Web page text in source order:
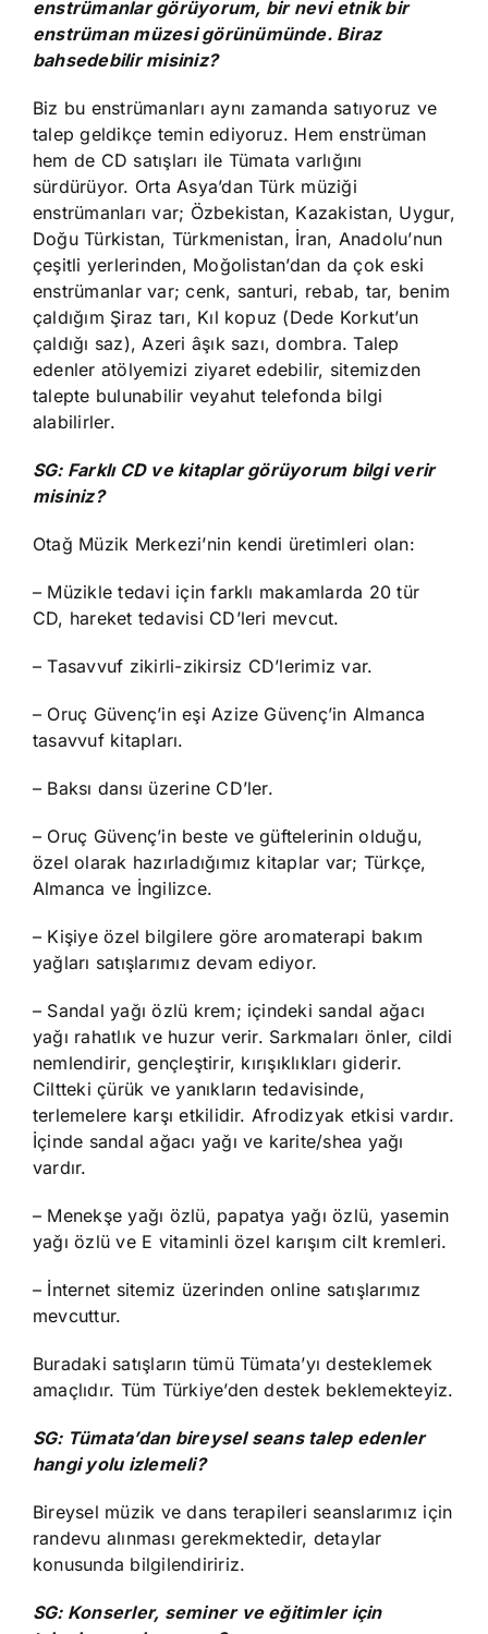
enstrümanlar görüyorum, bir nevi etnik bir
enstrüman müzesi görünümünde. Biraz
bahsedebilir misiniz?
Biz bu enstrümanları aynı zamanda satıyoruz ve
talep geldikçe temin ediyoruz. Hem enstrüman
hem de CD satışları ile Tümata varlığını
sürdürüyor. Orta Asya’dan Türk müziği
enstrümanları var; Özbekistan, Kazakistan, Uygur,
Doğu Türkistan, Türkmenistan, İran, Anadolu’nun
çeşitli yerlerinden, Moğolistan’dan da çok eski
enstrümanlar var; cenk, santuri, rebab, tar, benim
çaldığım Şiraz tarı, Kıl kopuz (Dede Korkut’un
çaldığı saz), Azeri âşık sazı, dombra. Talep
edenler atölyemizi ziyaret edebilir, sitemizden
talepte bulunabilir veyahut telefonda bilgi
alabilirler.
SG: Farklı CD ve kitaplar görüyorum bilgi verir
misiniz?
Otağ Müzik Merkezi’nin kendi üretimleri olan:
– Müzikle tedavi için farklı makamlarda 20 tür
CD, hareket tedavisi CD’leri mevcut.
– Tasavvuf zikirli-zikirsiz CD’lerimiz var.
– Oruç Güvenç’in eşi Azize Güvenç’in Almanca
tasavvuf kitapları.
– Baksı dansı üzerine CD’ler.
– Oruç Güvenç’in beste ve güftelerinin olduğu,
özel olarak hazırladığımız kitaplar var; Türkçe,
Almanca ve İngilizce.
– Kişiye özel bilgilere göre aromaterapi bakım
yağları satışlarımız devam ediyor.
– Sandal yağı özlü krem; içindeki sandal ağacı
yağı rahatlık ve huzur verir. Sarkmaları önler, cildi
nemlendirir, gençleştirir, kırışıklıkları giderir.
Ciltteki çürük ve yanıkların tedavisinde,
terlemelere karşı etkilidir. Afrodizyak etkisi vardır.
İçinde sandal ağacı yağı ve karite/shea yağı
vardır.
– Menekşe yağı özlü, papatya yağı özlü, yasemin
yağı özlü ve E vitaminli özel karışım cilt kremleri.
– İnternet sitemiz üzerinden online satışlarımız
mevcuttur.
Buradaki satışların tümü Tümata’yı desteklemek
amaçlıdır. Tüm Türkiye’den destek beklemekteyiz.
SG: Tümata’dan bireysel seans talep edenler
hangi yolu izlemeli?
Bireysel müzik ve dans terapileri seanslarımız için
randevu alınması gerekmektedir, detaylar
konusunda bilgilendiririz.
SG: Konserler, seminer ve eğitimler için